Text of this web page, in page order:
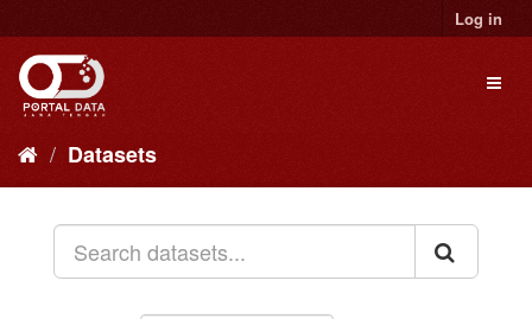
to
content
Log in
Datasets